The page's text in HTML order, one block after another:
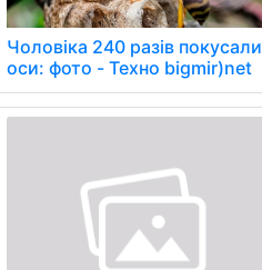
Чоловіка 240 разів покусали
оси: фото - Техно bigmir)net